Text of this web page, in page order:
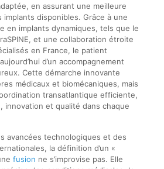
en assurant une meilleure
implants disponibles. Grâce à une
en implants dynamiques, tels que le
et une collaboration étroite
en France, le patient
d’un accompagnement
Cette démarche innovante
médicaux et biomécaniques, mais
transatlantique efficiente,
innovation et qualité dans chaque
avancées technologiques et des
la définition d’un «
fusion ne s’improvise pas. Elle